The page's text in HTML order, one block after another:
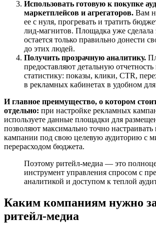
Использовать готовую к покупке
маркетплейсов и агрегаторов. Вам
ее с нуля, прогревать и тратить
лид-магнитов. Площадка уже сделала
остается только правильно донести
до этих людей.
Получить прозрачную аналитику.
предоставляют детальную
статистику: показы, клики, CTR,
в рекламных кабинетах в удобном
И главное преимущество, о котором
отдельно: при настройке рекламных
используете данные площадки для
позволяют максимально точно
кампании под свою целевую аудиторию с
перерасходом бюджета.
Поэтому ритейл-медиа — это
инструмент управления спросом с
аналитикой и доступом к теплой
Каким компаниям нужно
ритейл-медиа